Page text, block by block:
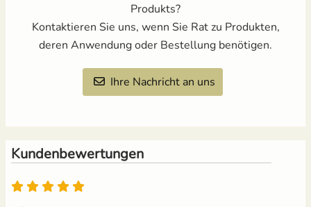
Produkts?
Kontaktieren Sie uns, wenn Sie Rat zu Produkten,
deren Anwendung oder Bestellung benötigen.
Ihre Nachricht an uns
Kundenbewertungen
5 von 5